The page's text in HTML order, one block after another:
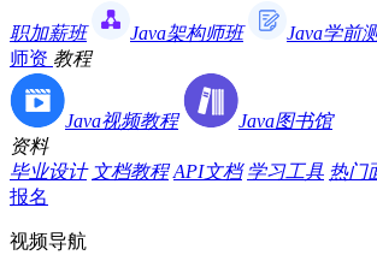
职加薪班 Java架构师班
Java学前
师资 教程
Java视频教程
Java图书馆
资料
毕业设计 文档教程 API文档 学习工具 热门
报名
视频导航